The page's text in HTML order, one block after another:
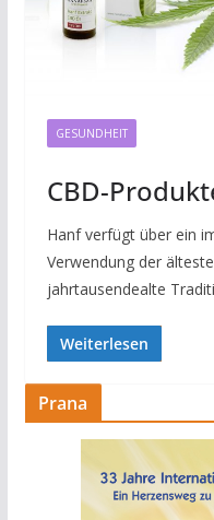
GESUNDHEIT
CBD-
Hanf verfügt über ein
Verwendung der
jahrtausendealte
Weiterlesen
Prana